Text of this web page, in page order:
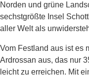
Norden und grüne
sechstgrößte Insel
aller Welt als
Vom Festland aus ist es
Ardrossan aus, das nur
leicht zu erreichen. Mit